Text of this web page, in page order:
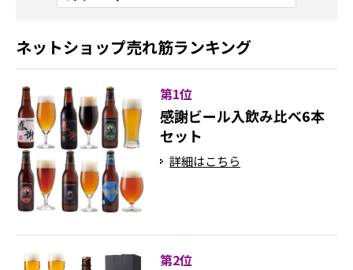
ネットショップ売れ筋ランキング
第1位
感謝ビール入飲み比べ6本
セット
詳細はこちら
第2位